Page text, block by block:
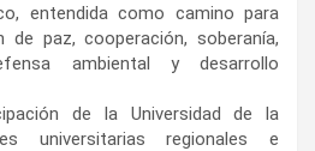
entendida como camino para
de paz, cooperación, soberanía,
ambiental y desarrollo
de la Universidad de la
universitarias regionales e